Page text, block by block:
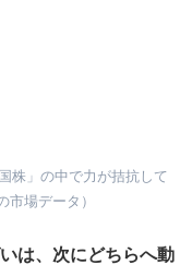
株」の中で力が拮抗して
市場データ）
は、次にどちらへ動